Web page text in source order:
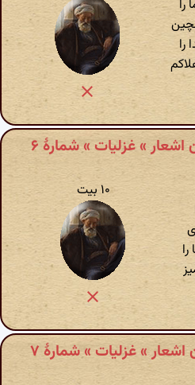
را
را
» غزلیات » شمارهٔ ۶
۱۰ بیت
» غزلیات » شمارهٔ ۷